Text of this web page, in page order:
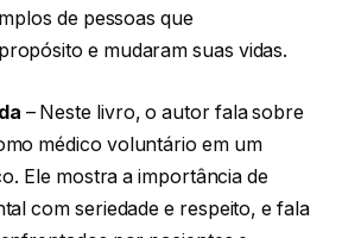
de pessoas que
e mudaram suas vidas.
– Neste livro, o autor fala sobre
médico voluntário em um
Ele mostra a importância de
com seriedade e respeito, e fala